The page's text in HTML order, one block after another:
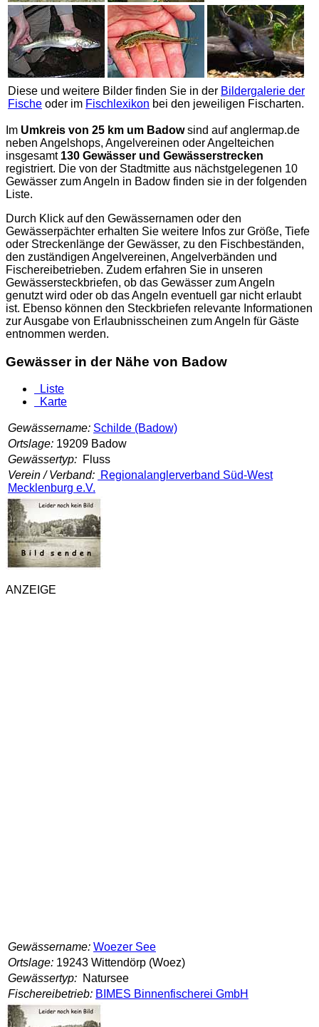
Diese und weitere Bilder finden Sie in der Bildergalerie der
Fische oder im Fischlexikon bei den jeweiligen Fischarten.
Im Umkreis von 25 km um Badowsind aufanglermap.de
neben Angelshops, Angelvereinen oder Angelteichen
insgesamt 130 Gewässer und Gewässerstrecken
registriert. Die von der Stadtmitte aus nächstgelegenen 10
Gewässer zum Angeln in Badow finden sie in der folgenden
Liste.
Durch Klick auf den Gewässernamen oder den
Gewässerpächter erhalten Sie weitere Infos zur Größe, Tiefe
oder Streckenlänge der Gewässer, zu den Fischbeständen,
den zuständigen Angelvereinen, Angelverbänden und
Fischereibetrieben. Zudem erfahren Sie in unseren
Gewässersteckbriefen, ob das Gewässer zum Angeln
genutzt wird oder ob das Angeln eventuell gar nicht erlaubt
ist. Ebenso können den Steckbriefen relevante Informationen
zur Ausgabe von Erlaubnisscheinen zum Angeln für Gäste
entnommen werden.
Gewässer in der Nähe von Badow
Liste
Karte
Gewässername: Schilde (Badow)
Ortslage: 19209 Badow
Gewässertyp: Fluss
Verein / Verband: Regionalanglerverband Süd-West
Mecklenburg e.V.
ANZEIGE
Gewässername: Woezer See
Ortslage: 19243 Wittendörp (Woez)
Gewässertyp: Natursee
Fischereibetrieb: BIMES Binnenfischerei GmbH